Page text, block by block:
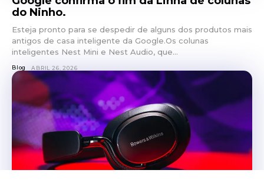
do Ninho.
Esteja pronto para se despedir de alguns dos produtos mais
antigos de casa inteligente da Google.Os colunas
inteligentes Nest Mini e Nest Audio, que...
Blog ABRIL 26, 2026